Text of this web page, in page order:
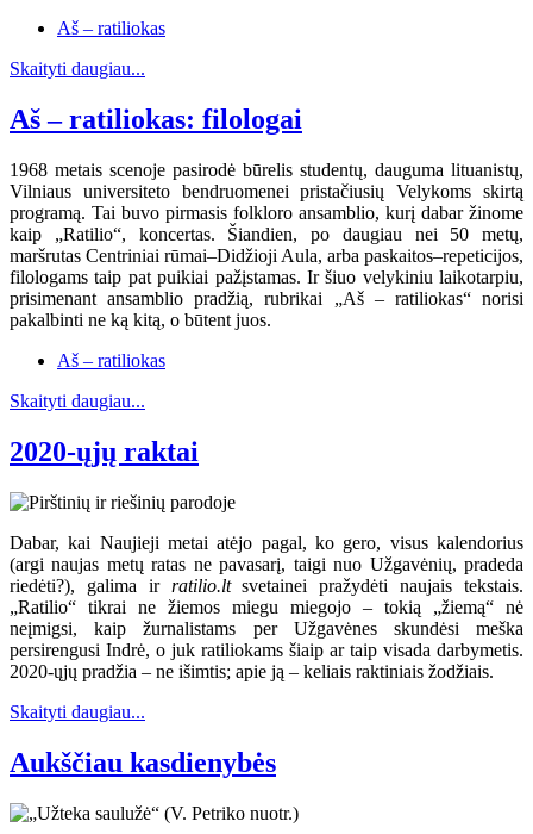
Aš – ratiliokas
Skaityti daugiau...
Aš – ratiliokas: filologai
1968 metais scenoje pasirodė būrelis studentų, dauguma lituanistų,
Vilniaus universiteto bendruomenei pristačiusių Velykoms skirtą
programą. Tai buvo pirmasis folkloro ansamblio, kurį dabar žinome
kaip „Ratilio“, koncertas. Šiandien, po daugiau nei 50 metų,
maršrutas Centriniai rūmai–Didžioji Aula, arba paskaitos–repeticijos,
filologams taip pat puikiai pažįstamas. Ir šiuo velykiniu laikotarpiu,
prisimenant ansamblio pradžią, rubrikai „Aš – ratiliokas“ norisi
pakalbinti ne ką kitą, o būtent juos.
Aš – ratiliokas
Skaityti daugiau...
2020-ųjų raktai
Dabar, kai Naujieji metai atėjo pagal, ko gero, visus kalendorius
(argi naujas metų ratas ne pavasarį, taigi nuo Užgavėnių, pradeda
riedėti?), galima ir ratilio.ltsvetainei pražydėti naujais tekstais.
„Ratilio“ tikrai ne žiemos miegu miegojo – tokią „žiemą“ nė
neįmigsi, kaip žurnalistams per Užgavėnes skundėsi meška
persirengusi Indrė, o juk ratiliokams šiaip ar taip visada darbymetis.
2020-ųjų pradžia – ne išimtis; apie ją – keliais raktiniais žodžiais.
Skaityti daugiau...
Aukščiau kasdienybės